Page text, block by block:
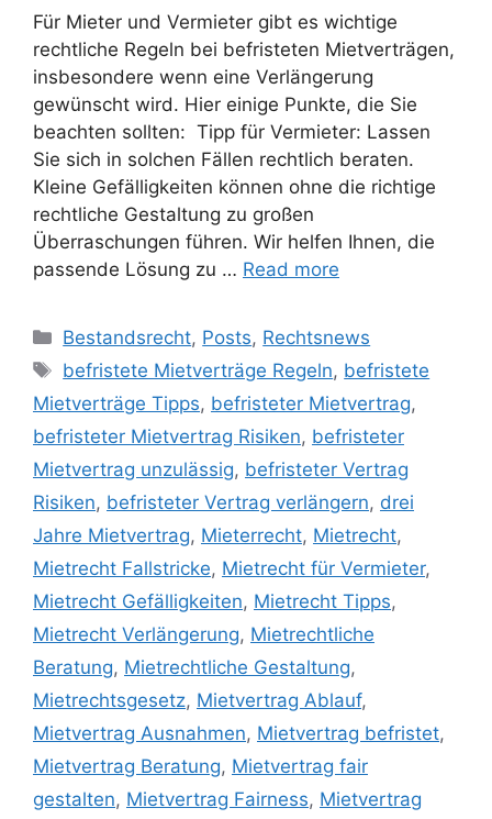
Für Mieter und Vermieter gibt es wichtige
rechtliche Regeln bei befristeten Mietverträgen,
insbesondere wenn eine Verlängerung
gewünscht wird. Hier einige Punkte, die Sie
beachten sollten: Tipp für Vermieter: Lassen
Sie sich in solchen Fällen rechtlich beraten.
Kleine Gefälligkeiten können ohne die richtige
rechtliche Gestaltung zu großen
Überraschungen führen. Wir helfen Ihnen, die
passende Lösung zu … Read more
Bestandsrecht, Posts, Rechtsnews
befristete Mietverträge Regeln, befristete
Mietverträge Tipps, befristeter Mietvertrag,
befristeter Mietvertrag Risiken, befristeter
Mietvertrag unzulässig, befristeter Vertrag
Risiken, befristeter Vertrag verlängern, drei
Jahre Mietvertrag, Mieterrecht, Mietrecht,
Mietrecht Fallstricke, Mietrecht für Vermieter,
Mietrecht Gefälligkeiten, Mietrecht Tipps,
Mietrecht Verlängerung, Mietrechtliche
Beratung, Mietrechtliche Gestaltung,
Mietrechtsgesetz, Mietvertrag Ablauf,
Mietvertrag Ausnahmen, Mietvertrag befristet,
Mietvertrag Beratung, Mietvertrag fair
gestalten, Mietvertrag Fairness, Mietvertrag